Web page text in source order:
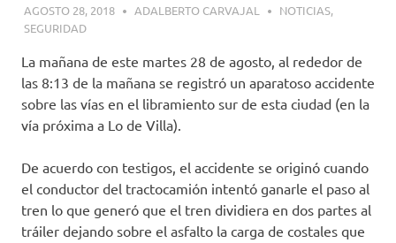
AGOSTO 28, 2018 ADALBERTO CARVAJAL NOTICIAS,
SEGURIDAD
La mañana de este martes 28 de agosto, al rededor de
las 8:13 de la mañana se registró un aparatoso accidente
sobre las vías en el libramiento sur de esta ciudad (en la
vía próxima a Lo de Villa).
De acuerdo con testigos, el accidente se originó cuando
el conductor del tractocamión intentó ganarle el paso al
tren lo que generó que el tren dividiera en dos partes al
tráiler dejando sobre el asfalto la carga de costales que